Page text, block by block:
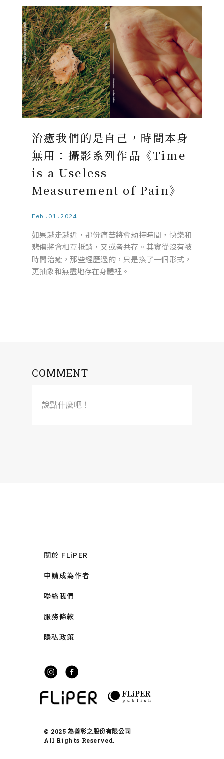
治癒我們的是自己，時間本身
無用：攝影系列作品《Time
is a Useless
Measurement of Pain》
Feb.01.2024
如果越走越近，那份痛苦將會劫持時間，快樂和
悲傷將會相互抵銷，又或者共存。其實從沒有被
時間治癒，那些經歷過的，只是換了一個形式，
更抽象和無盡地存在身體裡。
COMMENT
說點什麼吧！
關於 FLiPER
申請成為作者
聯絡我們
服務條款
隱私政策
© 2025 為善彰之股份有限公司
All Rights Reserved.